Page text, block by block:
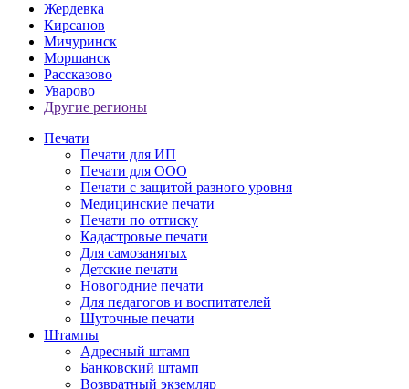
Жердевка
Кирсанов
Мичуринск
Моршанск
Рассказово
Уварово
Другие регионы
Печати
Печати для ИП
Печати для ООО
Печати с защитой разного уровня
Медицинские печати
Печати по оттиску
Кадастровые печати
Для самозанятых
Детские печати
Новогодние печати
Для педагогов и воспитателей
Шуточные печати
Штампы
Адресный штамп
Банковский штамп
Возвратный экземляр